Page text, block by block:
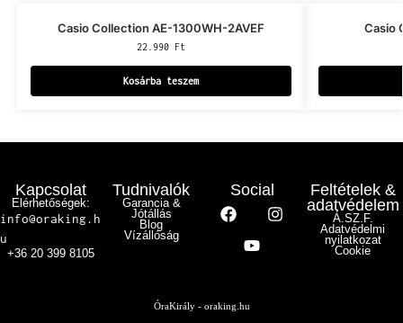
Casio Collection AE-1300WH-2AVEF
22.990 Ft
Kosárba teszem
Casio
Kapcsolat
Elérhetőségek:
info@oraking.h
u
+36 20 399 8105
Tudnivalók
Garancia &
Jótállás
Blog
Vízállóság
Social
Feltételek &
adatvédelem
Á.SZ.F.
Adatvédelmi
nyilatkozat
Cookie
ÓraKirály - oraking.hu